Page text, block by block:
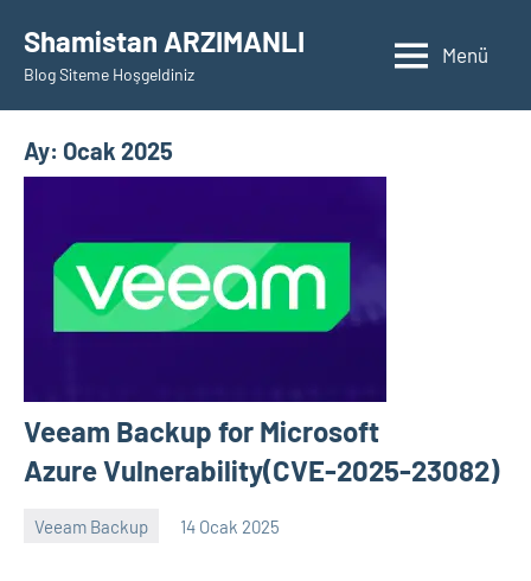
geçShamistan ARZIMANLI
Blog Siteme Hoşgeldiniz
Menü
Ay: Ocak 2025
Veeam Backup for Microsoft
Azure Vulnerability(CVE-2025-23082)
Veeam Backup 14 Ocak 2025